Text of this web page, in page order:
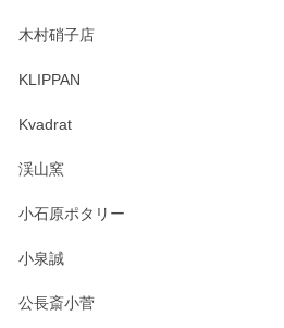
木村硝子店
KLIPPAN
Kvadrat
渓山窯
小石原ポタリー
小泉誠
公長斎小菅